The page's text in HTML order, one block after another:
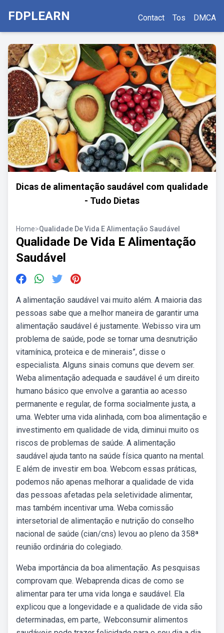
FDPLEARN Contact Tos DMCA
Dicas de alimentação saudável com qualidade
- Tudo Dietas
Home>Qualidade De Vida E Alimentação Saudável
Qualidade De Vida E Alimentação
Saudável
A alimentação saudável vai muito além. A maioria das
pessoas sabe que a melhor maneira de garantir uma
alimentação saudável é justamente. Webisso vira um
problema de saúde, pode se tornar uma desnutrição
vitamínica, proteica e de minerais”, disse o
especialista. Alguns sinais comuns que devem ser.
Weba alimentação adequada e saudável é um direito
humano básico que envolve a garantia ao acesso
permanente e regular, de forma socialmente justa, a
uma. Webter uma vida alinhada, com boa alimentação e
investimento em qualidade de vida, diminui muito os
riscos de problemas de saúde. A alimentação
saudável ajuda tanto na saúde física quanto na mental.
E além de investir em boa. Webcom essas práticas,
podemos não apenas melhorar a qualidade de vida
das pessoas afetadas pela seletividade alimentar,
mas também incentivar uma. Weba comissão
intersetorial de alimentação e nutrição do conselho
nacional de saúde (cian/cns) levou ao pleno da 358ª
reunião ordinária do colegiado.
Weba importância da boa alimentação. As pesquisas
comprovam que. Webaprenda dicas de como se
alimentar para ter uma vida longa e saudável. Ela
explicou que a longevidade e a qualidade de vida são
determinadas, em parte,. Webconsumir alimentos